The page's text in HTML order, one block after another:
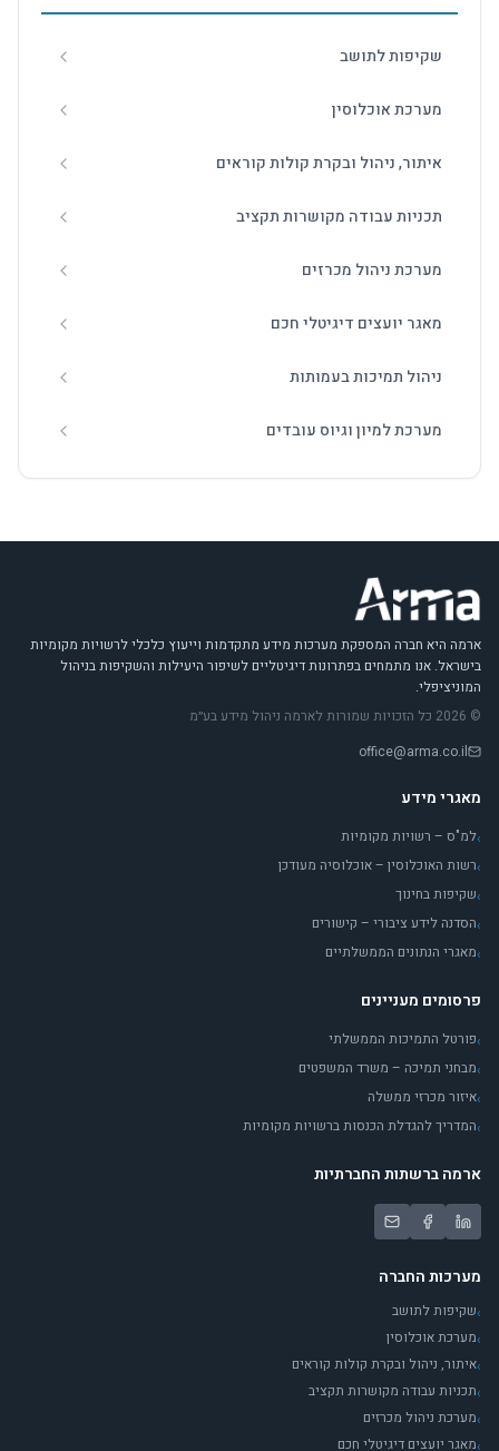
שקיפות לתושב
מערכת אוכלוסין
איתור, ניהול ובקרת קולות קוראים
תכניות עבודה מקושרות תקציב
מערכת ניהול מכרזים
מאגר יועצים דיגיטלי חכם
ניהול תמיכות בעמותות
מערכת למיון וגיוס עובדים
ארמה היא חברה המספקת מערכות מידע מתקדמות וייעוץ כלכלי לרשויות מקומיות
בישראל. אנו מתמחים בפתרונות דיגיטליים לשיפור היעילות והשקיפות בניהול
המוניציפלי.
© 2026 כל הזכויות שמורות לארמה ניהול מידע בע״מ
office@arma.co.il
מאגרי מידע
›למ"ס – רשויות מקומיות
›רשות האוכלוסין – אוכלוסיה מעודכן
›שקיפות בחינוך
›הסדנה לידע ציבורי – קישורים
›מאגרי הנתונים הממשלתיים
פרסומים מעניינים
›פורטל התמיכות הממשלתי
›מבחני תמיכה – משרד המשפטים
›איזור מכרזי ממשלה
›המדריך להגדלת הכנסות ברשויות מקומיות
ארמה ברשתות החברתיות
מערכות החברה
›שקיפות לתושב
›מערכת אוכלוסין
›איתור, ניהול ובקרת קולות קוראים
›תכניות עבודה מקושרות תקציב
›מערכת ניהול מכרזים
›מאגר יועצים דיגיטלי חכם